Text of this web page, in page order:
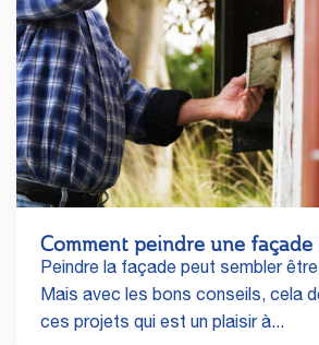
Comment peindre une façade
Peindre la façade peut sembler
Mais avec les bons conseils, cela
ces projets qui est un plaisir à...